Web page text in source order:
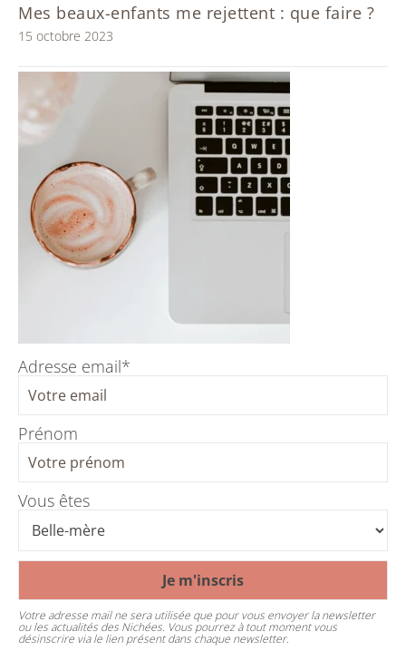
Mes beaux-enfants me rejettent : que faire ?
15 octobre 2023
Adresse email*
Prénom
Vous êtes
Votre adresse mail ne sera utilisée que pour vous envoyer la newsletter
ou les actualités des Nichées. Vous pourrez à tout moment vous
désinscrire via le lien présent dans chaque newsletter.